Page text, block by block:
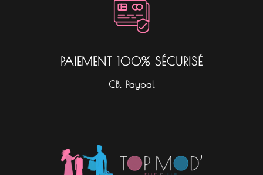
PAIEMENT 100% SÉCURISÉ
CB, Paypal